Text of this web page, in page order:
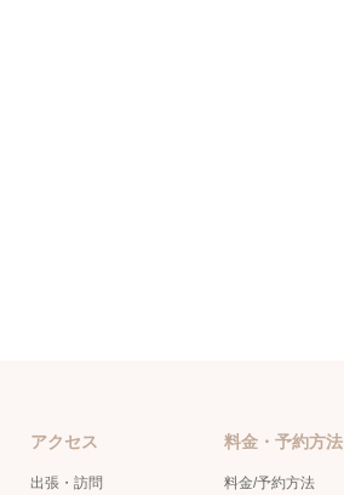
アクセス
出張・訪問
料金・予約方法
料金/予約方法